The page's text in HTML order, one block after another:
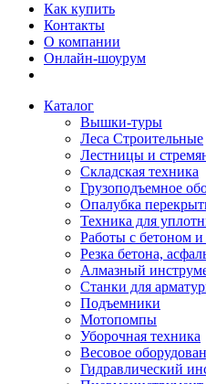
Как купить
Контакты
О компании
Онлайн-шоурум
Каталог
Вышки-туры
Леса Строительные
Лестницы и
Складская техника
Грузоподъемное
Опалубка
Техника для
Работы с бетоном
Резка бетона,
Алмазный
Станки для
Подъемники
Мотопомпы
Уборочная техника
Весовое
Гидравлический